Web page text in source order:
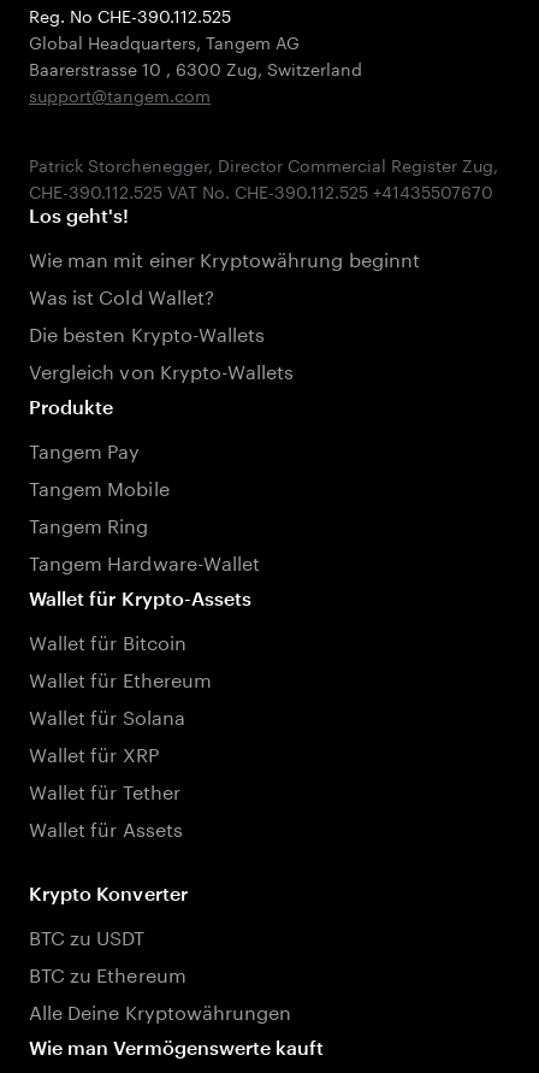
Reg. No CHE-390.112.525
Global Headquarters, Tangem AG
Baarerstrasse 10 , 6300 Zug, Switzerland
support@tangem.com
Patrick Storchenegger, Director Commercial Register Zug,
Los geht's!
Wie man mit einer Kryptowährung beginnt
Was ist Cold Wallet?
Die besten Krypto-Wallets
Vergleich von Krypto-Wallets
Produkte
Tangem Pay
Tangem Mobile
Tangem Ring
Tangem Hardware-Wallet
Wallet für Krypto-Assets
Wallet für Bitcoin
Wallet für Ethereum
Wallet für Solana
Wallet für XRP
Wallet für Tether
Wallet für Assets
Krypto Konverter
BTC zu USDT
BTC zu Ethereum
Alle Deine Kryptowährungen
Wie man Vermögenswerte kauft